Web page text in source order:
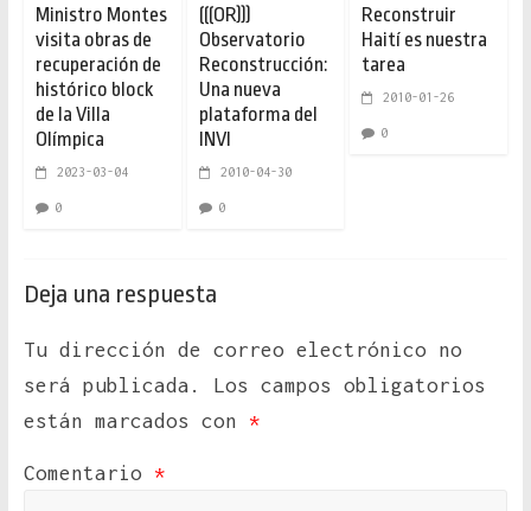
Ministro Montes
visita obras de
recuperación de
histórico block
de la Villa
Olímpica
2023-03-04
0
(((OR)))
Observatorio
Reconstrucción:
Una nueva
plataforma del
INVI
2010-04-30
0
Reconstruir
Haití es nuestra
tarea
2010-01-26
0
Deja una respuesta
Tu dirección de correo electrónico no
será publicada.
Los campos obligatorios
están marcados con *
Comentario *